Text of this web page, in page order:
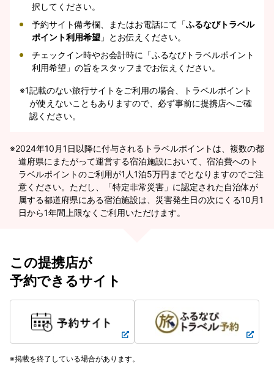
択してください。
予約サイト備考欄、またはお電話にて「ふるなびトラベル
ポイント利用希望 」とお伝えください。
チェックイン時やお会計時に「ふるなびトラベルポイント
利用希望」の旨をスタッフまでお伝えください。
※1記載のない旅行サイトをご利用の場合、トラベルポイント
が使えないこともありますので、必ず事前に提携店へご確
認ください。
2024年10月1日以降に付与されるトラベルポイントは、複数の都
道府県にまたがって運営する宿泊施設において、宿泊費へのト
ラベルポイントのご利用が1人1泊5万円までとなりますのでご注
意ください。ただし、「特定非常災害」に認定された自治体が
属する都道府県にある宿泊施設は、災害発生日の次にくる10月1
日から1年間上限なくご利用いただけます。
この提携店が
予約できるサイト
掲載を終了している場合があります。